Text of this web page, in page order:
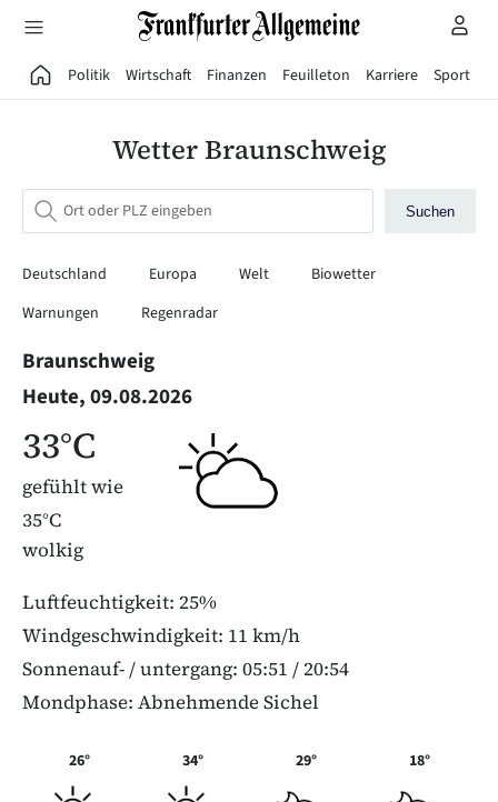
Direkt zum Hauptinhalt
Politik Wirtschaft Finanzen Feuilleton Karriere Sport
Wetter Braunschweig
Suchen
Deutschland Europa Welt
Biowetter
Warnungen
Regenradar
Braunschweig
Heute, 09.08.2026
33°C
gefühlt wie
35°C
wolkig
Luftfeuchtigkeit: 25%
Windgeschwindigkeit: 11 km/h
Sonnenauf- / untergang: 05:51 / 20:54
Mondphase: Abnehmende Sichel
26° 34° 29° 18°